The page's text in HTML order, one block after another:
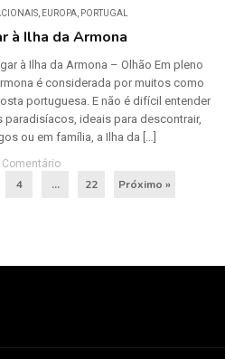
, EUROPA, PORTUGAL
à Ilha da Armona
à Ilha da Armona – Olhão Em pleno
é considerada por muitos como
portuguesa. E não é difícil entender
paradisíacos, ideais para descontrair,
ou em família, a Ilha da […]
Comentário
4 … 22 Próximo »